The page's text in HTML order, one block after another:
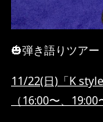
🎃弾き語りツア
11/22(日)「K
（16:00〜、19:00